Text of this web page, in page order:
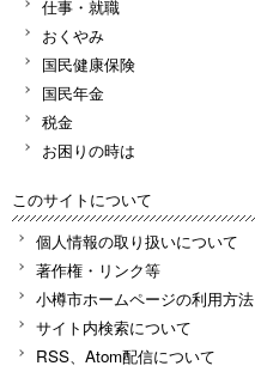
仕事・就職
おくやみ
国民健康保険
国民年金
税金
お困りの時は
このサイトについて
個人情報の取り扱いについて
著作権・リンク等
小樽市ホームページの利用方法
サイト内検索について
RSS、Atom配信について